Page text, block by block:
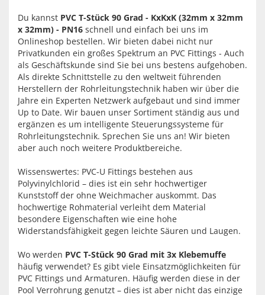
Du kannst PVC T-Stück 90 Grad - KxKxK (32mm x 32mm
x 32mm) - PN16 schnell und einfach bei uns im
Onlineshop bestellen. Wir bieten dabei nicht nur
Privatkunden ein großes Spektrum an PVC Fittings - Auch
als Geschäftskunde sind Sie bei uns bestens aufgehoben.
Als direkte Schnittstelle zu den weltweit führenden
Herstellern der Rohrleitungstechnik haben wir über die
Jahre ein Experten Netzwerk aufgebaut und sind immer
Up to Date. Wir bauen unser Sortiment ständig aus und
ergänzen es um intelligente Steuerungssysteme für
Rohrleitungstechnik. Sprechen Sie uns an! Wir bieten
aber auch noch weitere Produktbereiche.
Wissenswertes: PVC-U Fittings bestehen aus
Polyvinylchlorid – dies ist ein sehr hochwertiger
Kunststoff der ohne Weichmacher auskommt. Das
hochwertige Rohmaterial verleiht dem Material
besondere Eigenschaften wie eine hohe
Widerstandsfähigkeit gegen leichte Säuren und Laugen.
Wo werden PVC T-Stück 90 Grad mit 3x Klebemuffe
häufig verwendet? Es gibt viele Einsatzmöglichkeiten für
PVC Fittings und Armaturen. Häufig werden diese in der
Pool Verrohrung genutzt – dies ist aber nicht das einzige